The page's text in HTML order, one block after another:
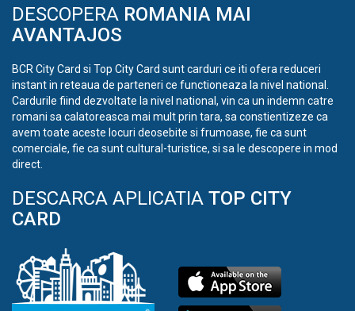
DESCOPERA ROMANIA MAI
AVANTAJOS
BCR City Card si Top City Card sunt carduri ce iti ofera reduceri
instant in reteaua de parteneri ce functioneaza la nivel national.
Cardurile fiind dezvoltate la nivel national, vin ca un indemn catre
romani sa calatoreasca mai mult prin tara, sa constientizeze ca
avem toate aceste locuri deosebite si frumoase, fie ca sunt
comerciale, fie ca sunt cultural-turistice, si sa le descopere in mod
direct.
DESCARCA APLICATIA TOP CITY
CARD